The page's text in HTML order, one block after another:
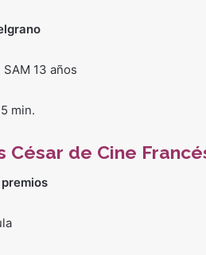
13 años
min.
César de Cine